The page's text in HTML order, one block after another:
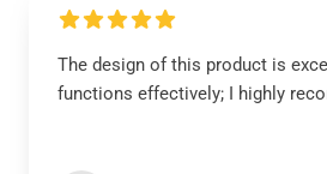
The design of this product is
functions effectively; I highly